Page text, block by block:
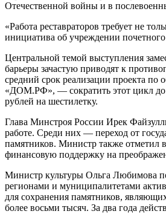
Отечественной войны и в
«Работа реставраторов требует не
инициатива об учреждении
Центральной темой выступления
барьеры зачастую приводят к
средний срок реализации проекта по
«ДОМ.РФ», — сократить этот цикл до
рублей на шестилетку.
Глава Минстроя России Ирек
работе. Среди них — переход от
памятников. Министр также отметил
финансовую поддержку на
Министр культуры Ольга Любимова
регионами и муниципалитетами
для сохранения памятников,
более восьми тысяч. За два года